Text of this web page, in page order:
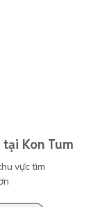
Kon Tum
vực tìm